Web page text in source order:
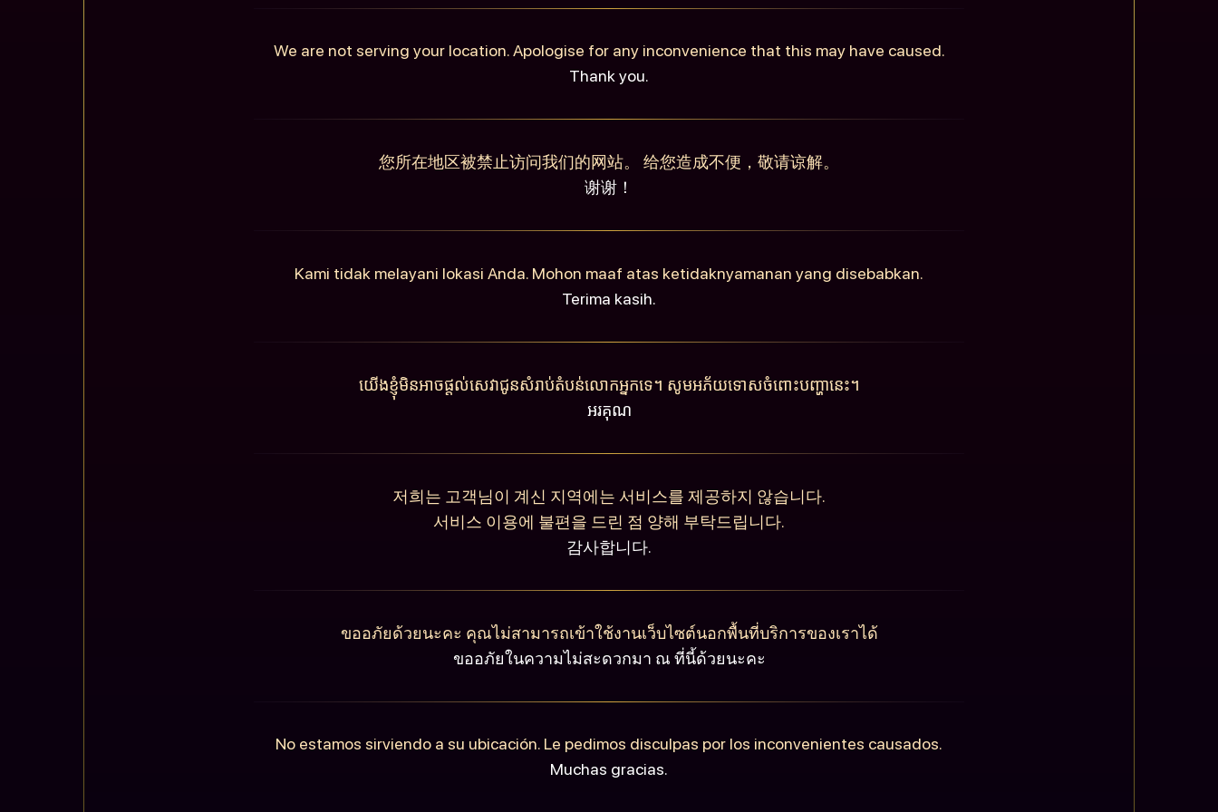
We are not serving your location. Apologise for any inconvenience that this may have caused.
Thank you.
您所在地区被禁止访问我们的网站。 给您造成不便，敬请谅解。
谢谢！
Kami tidak melayani lokasi Anda. Mohon maaf atas ketidaknyamanan yang disebabkan.
Terima kasih.
យើងខ្ញុំមិនអាចផ្តល់សេវាជូនសំរាប់តំបន់លោកអ្នកទេ។ សូមអភ័យទោសចំពោះបញ្ហានេះ។
អរគុណ
저희는 고객님이 계신 지역에는 서비스를 제공하지 않습니다.
서비스 이용에 불편을 드린 점 양해 부탁드립니다.
감사합니다.
ขออภัยด้วยนะคะ คุณไม่สามารถเข้าใช้งานเว็บไซต์นอกพื้นที่บริการของเราได้
ขออภัยในความไม่สะดวกมา ณ ที่นี้ด้วยนะคะ
No estamos sirviendo a su ubicación. Le pedimos disculpas por los inconvenientes causados.
Muchas gracias.